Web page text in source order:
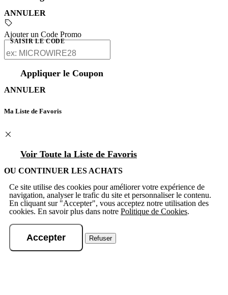
ANNULER
Ajouter un Code Promo
SAISIR LE CODE
Appliquer le Coupon
ANNULER
Ma Liste de Favoris
Voir Toute la Liste de Favoris
OU CONTINUER LES ACHATS
Ce site utilise des cookies pour améliorer votre expérience de
navigation, analyser le trafic du site et personnaliser le contenu.
En cliquant sur "Accepter", vous acceptez notre utilisation des
cookies. En savoir plus dans notre Politique de Cookies.
Accepter Refuser